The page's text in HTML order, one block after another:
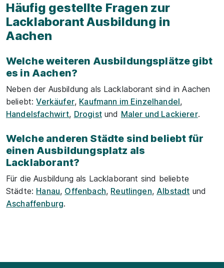
Häufig gestellte Fragen zur
Lacklaborant Ausbildung in
Aachen
Welche weiteren Ausbildungsplätze gibt
es in Aachen?
Neben der Ausbildung als Lacklaborant sind in Aachen
beliebt:Verkäufer, Kaufmann im Einzelhandel,
Handelsfachwirt, Drogistund Maler und Lackierer.
Welche anderen Städte sind beliebt für
einen Ausbildungsplatz als
Lacklaborant?
Für die Ausbildung als Lacklaborant sind beliebte
Städte: Hanau, Offenbach, Reutlingen, Albstadt und
Aschaffenburg.